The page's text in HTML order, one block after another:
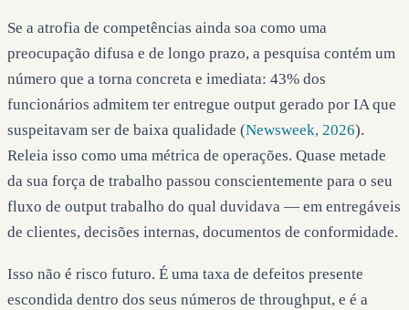
Se a atrofia de competências ainda soa como uma
preocupação difusa e de longo prazo, a pesquisa contém um
número que a torna concreta e imediata: 43% dos
funcionários admitem ter entregue output gerado por IA que
suspeitavam ser de baixa qualidade (Newsweek, 2026).
Releia isso como uma métrica de operações. Quase metade
da sua força de trabalho passou conscientemente para o seu
fluxo de output trabalho do qual duvidava — em entregáveis
de clientes, decisões internas, documentos de conformidade.
Isso não é risco futuro. É uma taxa de defeitos presente
escondida dentro dos seus números de throughput, e é a